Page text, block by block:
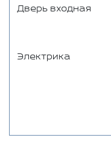
Дверь входная
Электрика